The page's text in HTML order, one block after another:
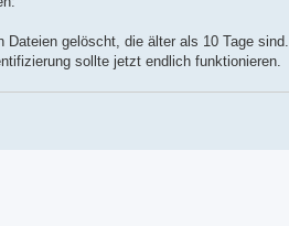
gelöscht, die älter als 10 Tage sind.
sollte jetzt endlich funktionieren.